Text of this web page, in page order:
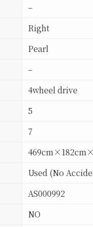
–
Right
Pearl
–
4wheel drive
5
7
Used (No
AS000992
NO